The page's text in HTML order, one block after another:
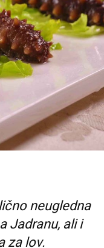
neugledna
Jadranu, ali i
za lov.